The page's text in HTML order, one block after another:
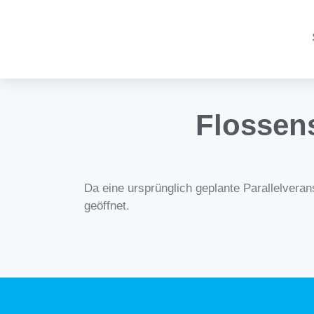
Da eine ursprünglich geplante
geöffnet.